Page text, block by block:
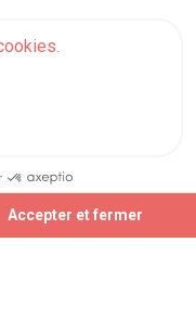
Accepter et fermer
|Protection des données
sécurisés